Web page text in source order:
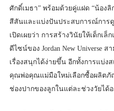
ศักดิ์เมธา” พร้อมด้วยคู่แฝด “น้องลิ
สีสันและแบ่งปันประสบการณ์การ
เปิดเผยว่า การสร้างวินัยให้เด็กเล็
ดีไซน์ของ Jordan New Universe
เรื่องสนุกได้ง่ายขึ้น อีกทั้งการแบ่ง
คุณพ่อคุณแม่มือใหม่เลือกซื้อผลิตภั
ช่องปากของลูกในแต่ละช่วงวัยได้